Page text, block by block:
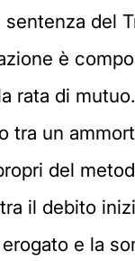
del
è
rata di
tra un
del
il debito
e la